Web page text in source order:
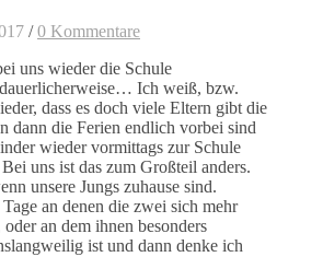
/ 0 Kommentare
uns wieder die Schule
Ich weiß, bzw.
dass es doch viele Eltern gibt die
dann die Ferien endlich vorbei sind
wieder vormittags zur Schule
uns ist das zum Großteil anders.
unsere Jungs zuhause sind.
an denen die zwei sich mehr
oder an dem ihnen besonders
ist und dann denke ich